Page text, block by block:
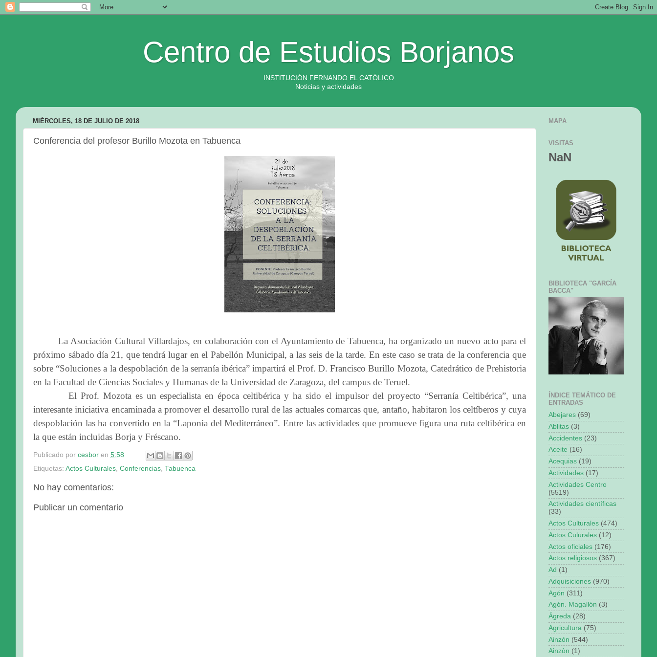
Centro de Estudios Borjanos
INSTITUCIÓN FERNANDO EL CATÓLICO
Noticias y actividades
MIÉRCOLES, 18 DE JULIO DE 2018
Conferencia del profesor Burillo Mozota en Tabuenca
La Asociación Cultural Villardajos, en colaboración con el Ayuntamiento de Tabuenca, ha organizado un nuevo acto para el
próximo sábado día 21, que tendrá lugar en el Pabellón Municipal, a las seis de la tarde. En este caso se trata de la conferencia que
sobre “Soluciones a la despoblación de la serranía ibérica” impartirá el Prof. D. Francisco Burillo Mozota, Catedrático de Prehistoria
en la Facultad de Ciencias Sociales y Humanas de la Universidad de Zaragoza, del campus de Teruel.
El Prof. Mozota es un especialista en época celtibérica y ha sido el impulsor del proyecto “Serranía Celtibérica”, una
interesante iniciativa encaminada a promover el desarrollo rural de las actuales comarcas que, antaño, habitaron los celtíberos y cuya
despoblación las ha convertido en la “Laponia del Mediterráneo”. Entre las actividades que promueve figura una ruta celtibérica en
la que están incluidas Borja y Fréscano.
Publicado por cesbor en 5:58
Etiquetas: Actos Culturales Conferencias Tabuenca
No hay comentarios:
Publicar un comentario
MAPA
VISITAS
NaN
BIBLIOTECA "GARCÍA
BACCA"
ÍNDICE TEMÁTICO DE
ENTRADAS
Abejares (69)
Ablitas (3)
Accidentes (23)
Aceite (16)
Acequias (19)
Actividades (17)
Actividades Centro
(5519)
Actividades científicas
(33)
Actos Culturales (474)
Actos Culurales (12)
Actos oficiales (176)
Actos religiosos (367)
Ad (1)
Adquisiciones (970)
Agón (311)
Agón. Magallón (3)
Ágreda (28)
Agricultura (75)
Ainzón (544)
Ainzòn (1)